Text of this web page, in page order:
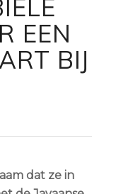
EEN
BIJ
dat ze in